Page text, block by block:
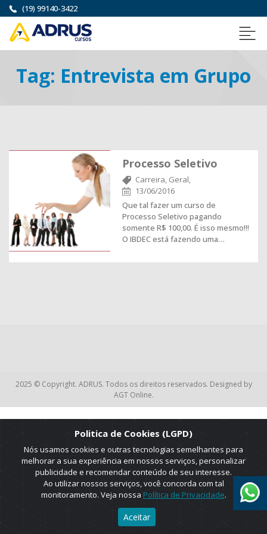
(19) 99140-3422
Tag: Entrevista em Grupo
Processo Seletivo
Carreira, Geral,
13/06/2016
Que tal fazer um curso de
Processo Seletivo pagando
somente R$ 100,00. É isso mesmo!!!
O IBDEC está fazendo uma…
2025 © Copyright. ADRUS. Todos os direitos reservados. Designed by
AGT Online.
Politica de Cookies (LGPD)
Nós usamos cookies e outras tecnologias semelhantes para
melhorar a sua experiência em nossos serviços, personalizar
publicidade e recomendar conteúdo de seu interesse.
Ao utilizar nossos serviços, você concorda com tal
monitoramento. Veja nossa Política de Privacidade.
Aceitar